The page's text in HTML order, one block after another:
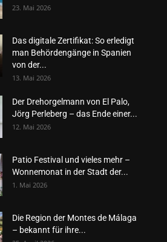
23. Mai 2026
Das digitale Zertifikat: So erledigt
man Behördengänge in Spanien
von der...
13. Mai 2026
Der Drehorgelmann von El Palo,
Jörg Perleberg – das Ende einer...
12. Mai 2026
Patio Festival und vieles mehr –
Wonnemonat in der Stadt der...
1. Mai 2026
Die Region der Montes de Málaga
– bekannt für ihre...